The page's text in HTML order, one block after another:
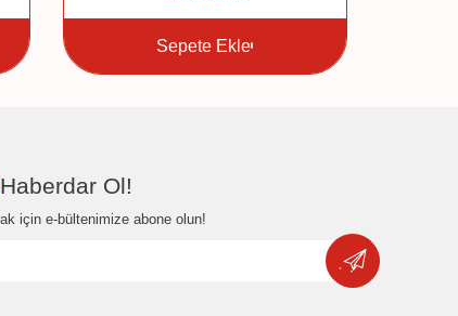
Sepete Ekle
Haberdar Ol!
için e-bültenimize abone olun!